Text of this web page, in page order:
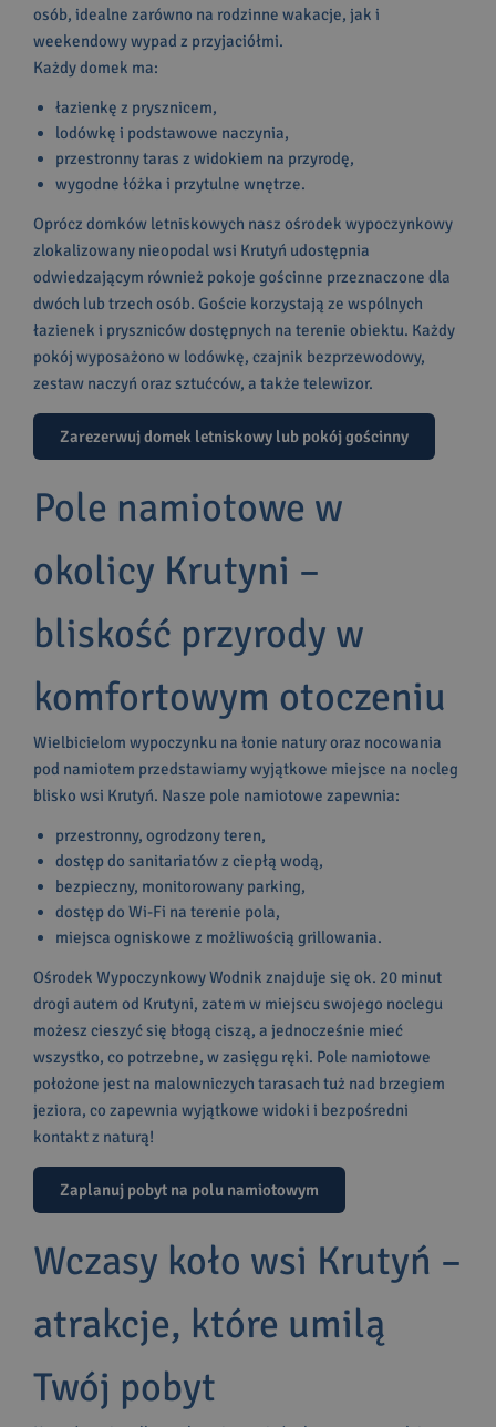
osób, idealne zarówno na rodzinne wakacje, jak i
weekendowy wypad z przyjaciółmi.
Każdy domek ma:
łazienkę z prysznicem,
lodówkę i podstawowe naczynia,
przestronny taras z widokiem na przyrodę,
wygodne łóżka i przytulne wnętrze.
Oprócz domków letniskowych nasz ośrodek wypoczynkowy
zlokalizowany nieopodal wsi Krutyń udostępnia
odwiedzającym również pokoje gościnne przeznaczone dla
dwóch lub trzech osób. Goście korzystają ze wspólnych
łazienek i pryszniców dostępnych na terenie obiektu. Każdy
pokój wyposażono w lodówkę, czajnik bezprzewodowy,
zestaw naczyń oraz sztućców, a także telewizor.
Zarezerwuj domek letniskowy lub pokój gościnny
Pole namiotowe w
okolicy Krutyni –
bliskość przyrody w
komfortowym otoczeniu
Wielbicielom wypoczynku na łonie natury oraz nocowania
pod namiotem przedstawiamy wyjątkowe miejsce na nocleg
blisko wsi Krutyń. Nasze pole namiotowe zapewnia:
przestronny, ogrodzony teren,
dostęp do sanitariatów z ciepłą wodą,
bezpieczny, monitorowany parking,
dostęp do Wi-Fi na terenie pola,
miejsca ogniskowe z możliwością grillowania.
Ośrodek Wypoczynkowy Wodnik znajduje się ok. 20 minut
drogi autem od Krutyni, zatem w miejscu swojego noclegu
możesz cieszyć się błogą ciszą, a jednocześnie mieć
wszystko, co potrzebne, w zasięgu ręki. Pole namiotowe
położone jest na malowniczych tarasach tuż nad brzegiem
jeziora, co zapewnia wyjątkowe widoki i bezpośredni
kontakt z naturą!
Zaplanuj pobyt na polu namiotowym
Wczasy koło wsi Krutyń –
atrakcje, które umilą
Twój pobyt